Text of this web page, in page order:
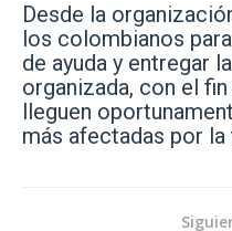
Desde la
los colombianos
de ayuda y entregar
organizada, con el
lleguen
más afectadas por la